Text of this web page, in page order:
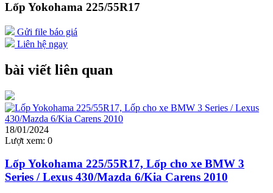
Lốp Yokohama 225/55R17
Gửi file báo giá
Liên hệ ngay
bài viết liên quan
18/01/2024
Lượt xem: 0
Lốp Yokohama 225/55R17, Lốp cho xe BMW 3
Series / Lexus 430/Mazda 6/Kia Carens 2010